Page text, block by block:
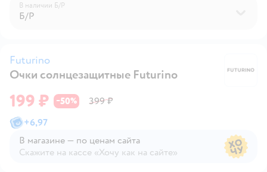
В наличии Б/Р
Б/Р
Futurino
Очки солнцезащитные Futurino
199 ₽ −50%
399 ₽
+6,97
В магазине — по ценам сайта
Скажите на кассе «Хочу как на сайте»